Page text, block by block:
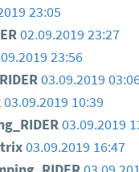
23:05
02.09.2019 23:27
23:56
03.09.2019
03.09.2019 10:39
03.09.2019
03.09.2019 16:47